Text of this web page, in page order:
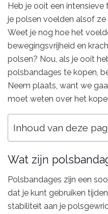
Heb je ooit een intensieve
je polsen voelden alsof
Weet je nog hoe het
bewegingsvrijheid en
polsen? Nou, als je ooit
polsbandages te kopen,
Neem plaats, want we
moet weten over het
Inhoud van deze
Wat zijn
Polsbandages zijn een
dat je kunt gebruiken
stabiliteit aan je